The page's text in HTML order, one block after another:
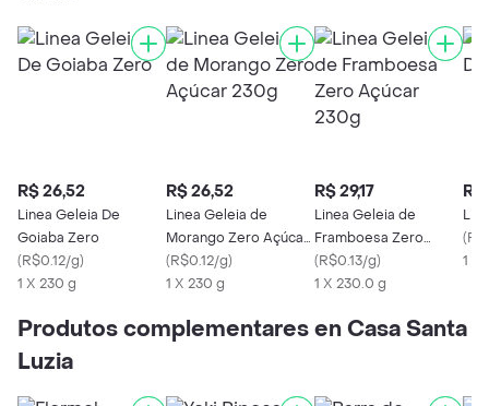
R$ 26,52
Linea Geleia De
Goiaba Zero
(R$0.12/g)
1 X 230 g
R$ 26,52
Linea Geleia de
Morango Zero Açúcar
230g
(R$0.12/g)
1 X 230 g
R$ 29,17
Linea Geleia de
Framboesa Zero
Açúcar 230g
(R$0.13/g)
1 X 230.0 g
R$
(
1 X
Produtos complementares en Casa Santa
Luzia